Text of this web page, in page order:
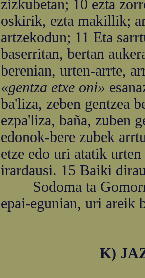
zizkubetan; 10 ezta
oskirik, ezta makillik;
artzekodun; 11 Eta
baserritan, bertan
berenian, urten-arrte,
«gentza etxe oni»
ba'liza, zeben gentzea
ezpa'liza, baña, zuben
edonok-bere zubek
etze edo uri atatik
irardausi. 15 Baiki
Sodoma ta
epai-egunian, uri areik
K)